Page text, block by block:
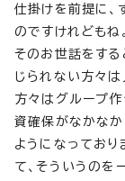
仕掛けを前提に、
のですけれどもね
そのお世話をする
じられない方々は
方々はグループ作
資確保がなかなか
ようになっており
て、そういうのを